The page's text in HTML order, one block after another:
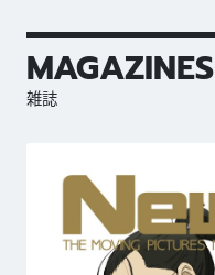
MAGAZINES
雑誌